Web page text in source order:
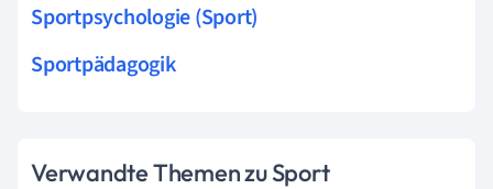
Sportpsychologie (Sport)
Sportpädagogik
Verwandte Themen zu Sport